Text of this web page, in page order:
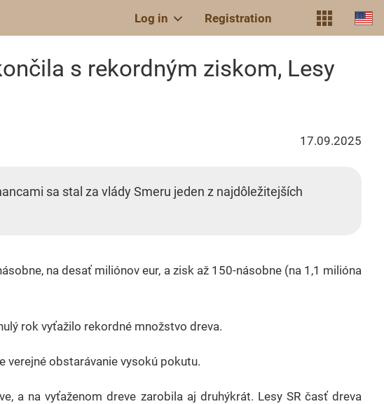
Log in Registration
s rekordným ziskom, Lesy
17.09.2025
sa stal za vlády Smeru jeden z najdôležitejších
na desať miliónov eur, a zisk až 150-násobne (na 1,1 milióna
rok vyťažilo rekordné množstvo dreva.
verejné obstarávanie vysokú pokutu.
a na vyťaženom dreve zarobila aj druhýkrát. Lesy SR časť dreva